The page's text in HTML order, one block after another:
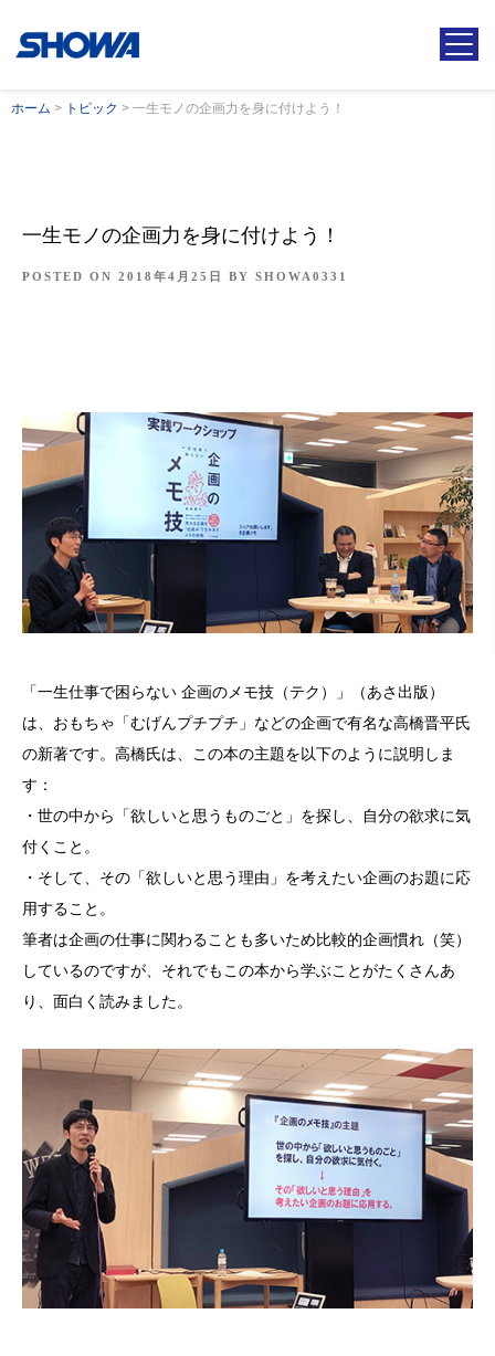
ホーム > トピック > 一生モノの企画力を身に付けよう！
一生モノの企画力を身に付けよう！
POSTED ON 2018年4月25日 BY SHOWA0331
「一生仕事で困らない 企画のメモ技（テク）」（あさ出版）
は、おもちゃ「むげんプチプチ」などの企画で有名な高橋晋平氏
の新著です。高橋氏は、この本の主題を以下のように説明しま
す：
・世の中から「欲しいと思うものごと」を探し、自分の欲求に気
付くこと。
・そして、その「欲しいと思う理由」を考えたい企画のお題に応
用すること。
筆者は企画の仕事に関わることも多いため比較的企画慣れ（笑）
しているのですが、それでもこの本から学ぶことがたくさんあ
り、面白く読みました。